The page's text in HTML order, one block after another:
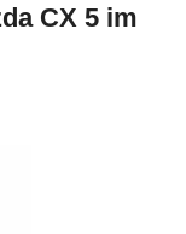
CX 5 im